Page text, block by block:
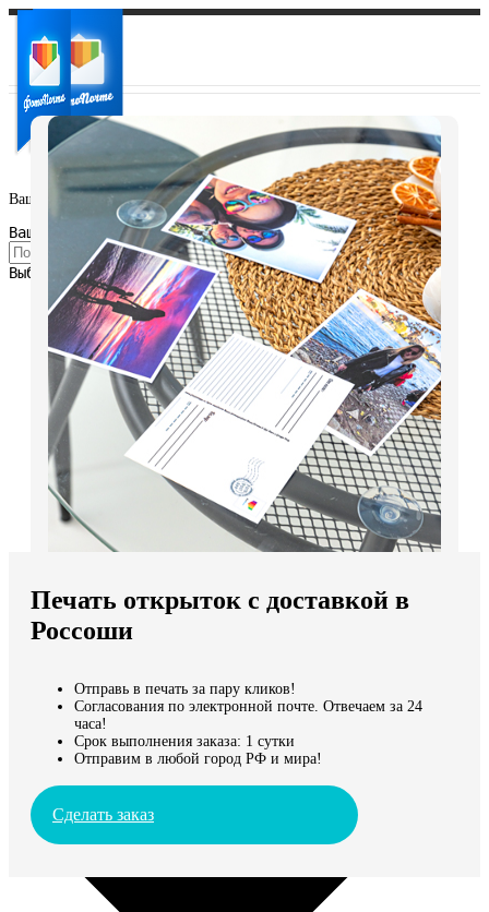
Ваш город:
Ваш регион доставки
Выберите из списка:
Мы доставляем по всему миру
Продолжить без города
Печать открыток с доставкой в
Россоши
Отправь в печать за пару кликов!
Согласования по электронной почте. Отвечаем за 24
часа!
Срок выполнения заказа: 1 сутки
Отправим в любой город РФ и мира!
Сделать заказ